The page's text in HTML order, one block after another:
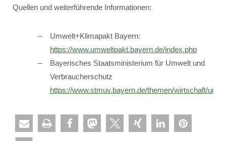
Quellen und weiterführende Informationen:
Umwelt+Klimapakt Bayern:
https://www.umweltpakt.bayern.de/index.php
Bayerisches Staatsministerium für Umwelt und
Verbraucherschutz
https://www.stmuv.bayern.de/themen/wirtschaft/